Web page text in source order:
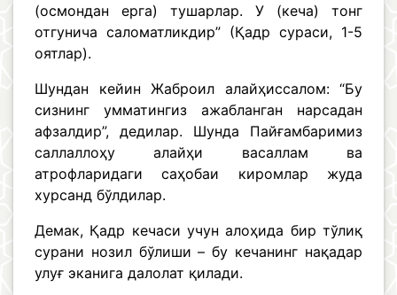
(осмондан ерга) тушарлар. У (кеча) тонг
отгунича саломатликдир” (Қадр сураси, 1-5
оятлар).
Шундан кейин Жаброил алайҳиссалом: “Бу
сизнинг умматингиз ажабланган нарсадан
афзалдир”, дедилар. Шунда Пайғамбаримиз
саллаллоҳу алайҳи васаллам ва
атрофларидаги саҳобаи киромлар жуда
хурсанд бўлдилар.
Демак, Қадр кечаси учун алоҳида бир тўлиқ
сурани нозил бўлиши – бу кечанинг нақадар
улуғ эканига далолат қилади.